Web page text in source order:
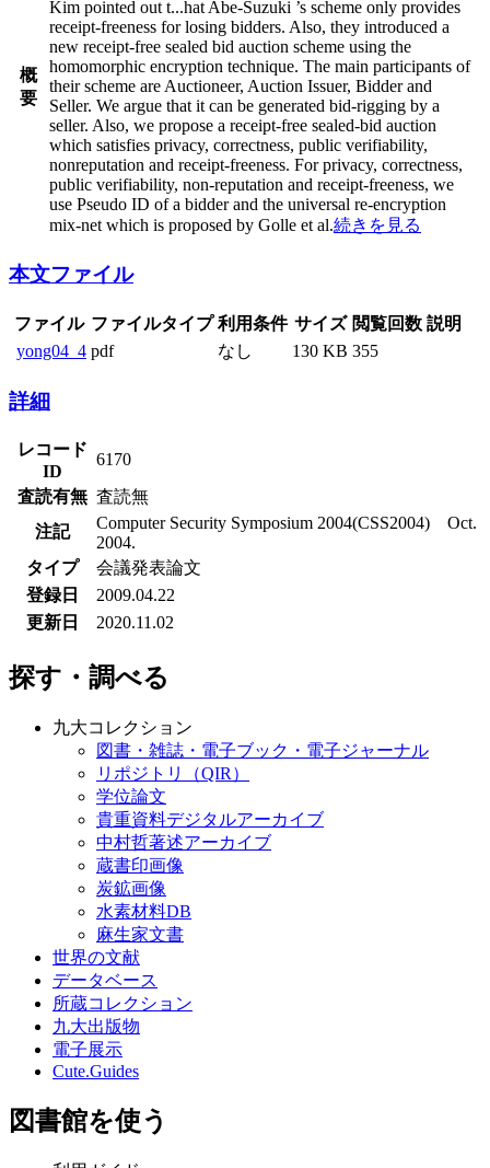
概
要
Kim pointed out t...hat Abe-Suzuki ’s scheme only provides
receipt-freeness for losing bidders. Also, they introduced a
new receipt-free sealed bid auction scheme using the
homomorphic encryption technique. The main participants of
their scheme are Auctioneer, Auction Issuer, Bidder and
Seller. We argue that it can be generated bid-rigging by a
seller. Also, we propose a receipt-free sealed-bid auction
which satisfies privacy, correctness, public verifiability,
nonreputation and receipt-freeness. For privacy, correctness,
public verifiability, non-reputation and receipt-freeness, we
use Pseudo ID of a bidder and the universal re-encryption
mix-net which is proposed by Golle et al.続きを見る
本文ファイル
ファイル ファイルタイプ 利用条件 サイズ 閲覧回数 説明
yong04_4 pdf なし 130 KB 355
詳細
レコード
ID
6170
査読有無 査読無
注記
Computer Security Symposium 2004(CSS2004) Oct.
2004.
タイプ
会議発表論文
登録日
2009.04.22
更新日
2020.11.02
探す・調べる
九大コレクション
図書・雑誌・電子ブック・電子ジャーナル
リポジトリ（QIR）
学位論文
貴重資料デジタルアーカイブ
中村哲著述アーカイブ
蔵書印画像
炭鉱画像
水素材料DB
麻生家文書
世界の文献
データベース
所蔵コレクション
九大出版物
電子展示
Cute.Guides
図書館を使う